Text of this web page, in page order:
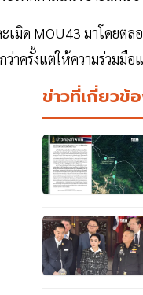
เมิด MOU43 มาโดยต
ว่าครั้งแต่ให้ความร่วมมื
ข่าวที่เกี่ยวข้